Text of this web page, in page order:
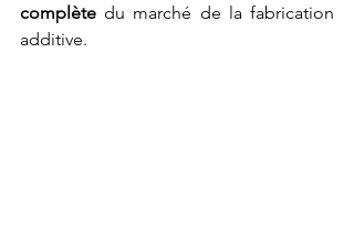
complète du marché de la fabrication
additive.